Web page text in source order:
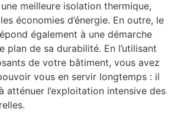
meilleure isolation thermique,
économies d’énergie. En outre, le
également à une démarche
plan de sa durabilité. En l’utilisant
de votre bâtiment, vous avez
vous en servir longtemps : il
atténuer l’exploitation intensive des